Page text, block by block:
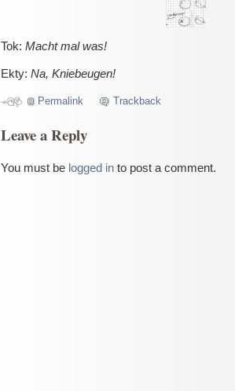
Tok: Macht mal was!
Ekty: Na, Kniebeugen!
Permalink Trackback
Leave a Reply
You must be logged in to post a comment.